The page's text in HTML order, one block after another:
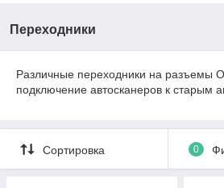
Переходники
Различные переходники на разъемы
подключение автосканеров к старым
Сортировка 0